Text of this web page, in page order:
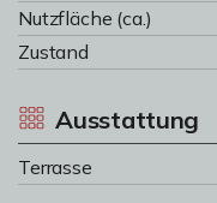
Nutzfläche (ca.)
Zustand
Ausstattung
Terrasse